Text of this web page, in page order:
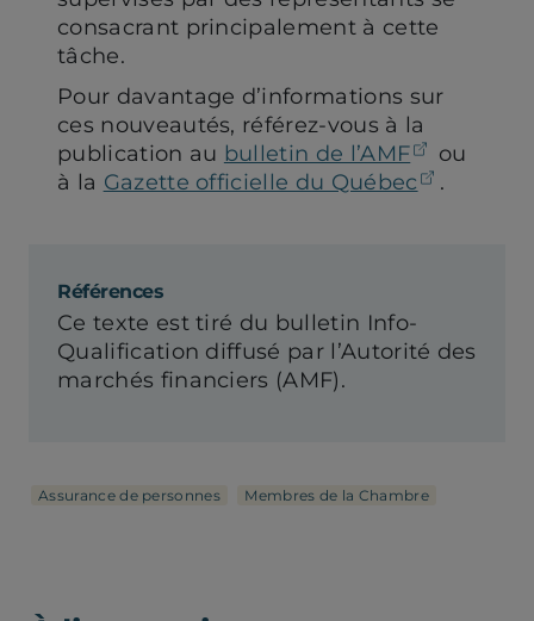
consacrant principalement à cette
tâche.
Pour davantage d’informations sur
ces nouveautés, référez-vous à la
publication au bulletin de l’AMF (ouvre
ou
à la Gazette officielle du Québec (ouvre
.
Références
Ce texte est tiré du bulletin Info-
Qualification diffusé par l’Autorité des
marchés financiers (AMF).
Assurance de personnes Membres de la Chambre